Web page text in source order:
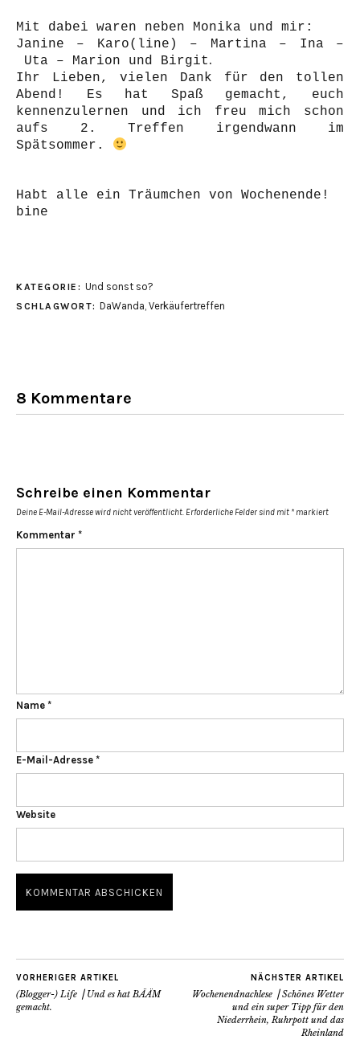
Mit dabei waren neben Monika und mir:
Janine – Karo(line) – Martina – Ina –
Uta – Marion und Birgit.
Ihr Lieben, vielen Dank für den tollen
Abend! Es hat Spaß gemacht, euch
kennenzulernen und ich freu mich schon
aufs 2. Treffen irgendwann im
Spätsommer.
Habt alle ein Träumchen von Wochenende!
bine
KATEGORIE: Und sonst so?
SCHLAGWORT: DaWanda, Verkäufertreffen
8 Kommentare
Schreibe einen Kommentar
Deine E-Mail-Adresse wird nicht veröffentlicht. Erforderliche Felder sind mit * markiert
Kommentar *
Name *
E-Mail-Adresse *
Website
VORHERIGER ARTIKEL
(Blogger-) Life ⎟ Und es hat BÄÄM
gemacht.
NÄCHSTER ARTIKEL
Wochenendnachlese ⎟ Schönes Wetter
und ein super Tipp für den
Niederrhein, Ruhrpott und das
Rheinland